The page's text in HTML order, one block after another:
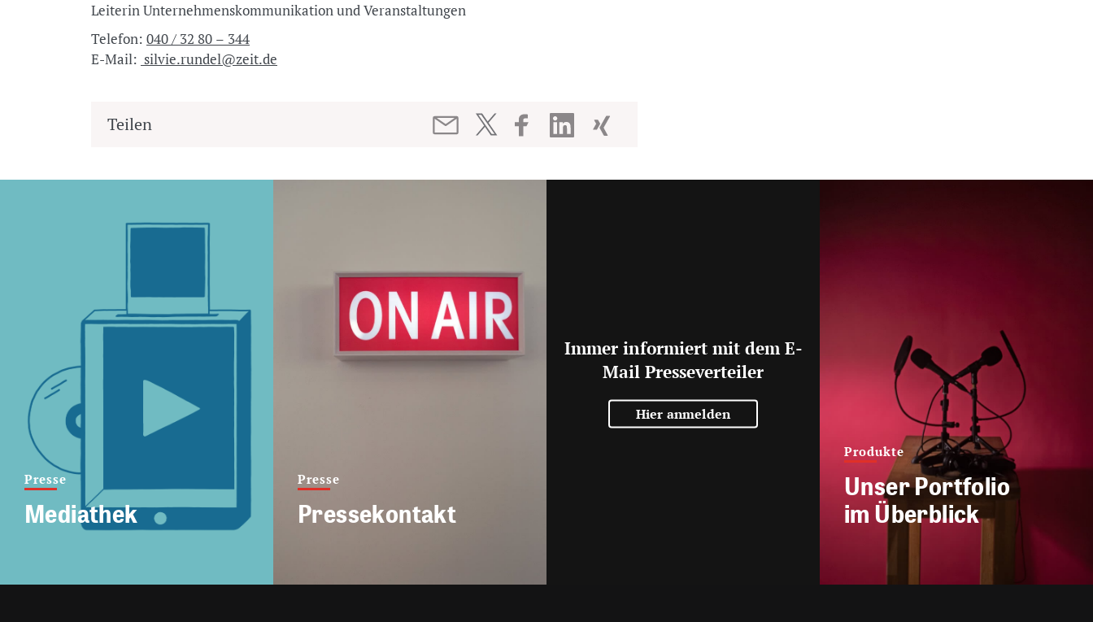
Leiterin Unternehmenskommunikation und Veranstaltungen
Telefon: 040 / 32 80 – 344
E-Mail: silvie.rundel@zeit.de
Teilen
Presse
Mediathek
Presse
Pressekontakt
Immer informiert mit dem E-
Mail Presseverteiler
Hier anmelden
Produkte
Unser Portfolio
im Überblick